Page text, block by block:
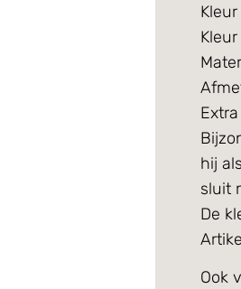
hij
sluit
De
Ook